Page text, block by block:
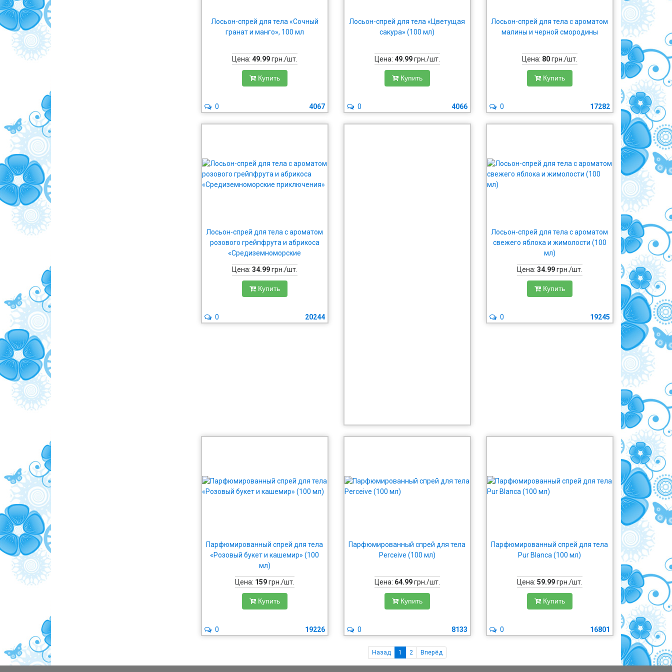
Лосьон-спрей для тела «Сочный
гранат и манго», 100 мл
Цена: 49.99грн./шт.
Купить
4067
0
Лосьон-спрей для тела «Цветущая
сакура» (100 мл)
Цена: 49.99грн./шт.
Купить
4066
0
Лосьон-спрей для тела с ароматом
малины и черной смородины
Цена: 80грн./шт.
Купить
17282
0
Лосьон-спрей для тела с ароматом
розового грейпфрута и абрикоса
«Средиземноморские
приключения»
Цена: 34.99грн./шт.
Купить
20244
0
Лосьон-спрей для тела с ароматом
свежего яблока и жимолости (100
мл)
Цена: 34.99грн./шт.
Купить
19245
0
Парфюмированный спрей для тела
«Розовый букет и кашемир» (100
мл)
Цена: 159грн./шт.
Купить
19226
0
Парфюмированный спрей для тела
Perceive (100 мл)
Цена: 64.99грн./шт.
Купить
8133
0
Парфюмированный спрей для тела
Pur Blanca (100 мл)
Цена: 59.99грн./шт.
Купить
16801
0
Назад 1 2 Вперёд